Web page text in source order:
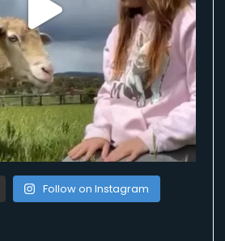
Follow on Instagram